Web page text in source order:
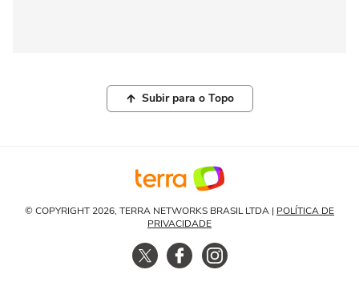
Subir para o Topo
© COPYRIGHT 2026, TERRA NETWORKS BRASIL LTDA | POLÍTICA DE
PRIVACIDADE